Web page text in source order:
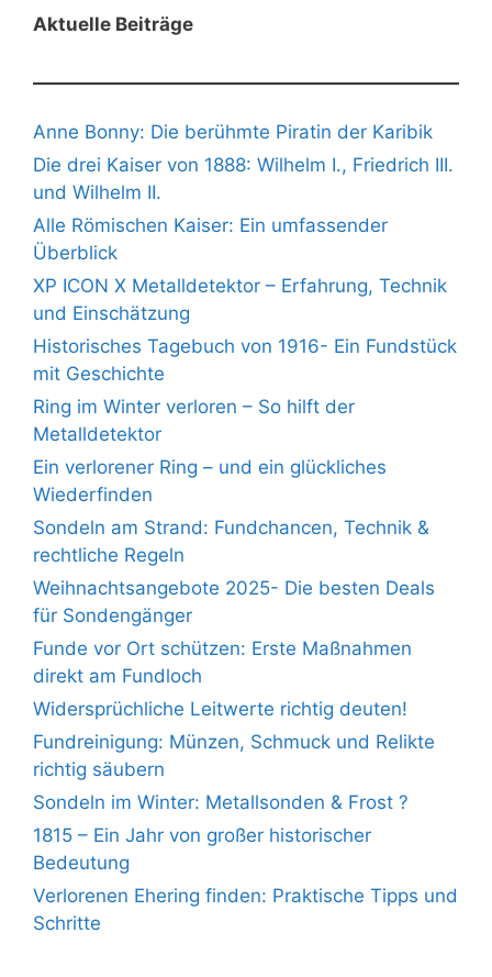
Aktuelle Beiträge
Anne Bonny: Die berühmte Piratin der Karibik
Die drei Kaiser von 1888: Wilhelm I., Friedrich III.
und Wilhelm II.
Alle Römischen Kaiser: Ein umfassender
Überblick
XP ICON X Metalldetektor – Erfahrung, Technik
und Einschätzung
Historisches Tagebuch von 1916- Ein Fundstück
mit Geschichte
Ring im Winter verloren – So hilft der
Metalldetektor
Ein verlorener Ring – und ein glückliches
Wiederfinden
Sondeln am Strand: Fundchancen, Technik &
rechtliche Regeln
Weihnachtsangebote 2025- Die besten Deals
für Sondengänger
Funde vor Ort schützen: Erste Maßnahmen
direkt am Fundloch
Widersprüchliche Leitwerte richtig deuten!
Fundreinigung: Münzen, Schmuck und Relikte
richtig säubern
Sondeln im Winter: Metallsonden & Frost ?
1815 – Ein Jahr von großer historischer
Bedeutung
Verlorenen Ehering finden: Praktische Tipps und
Schritte